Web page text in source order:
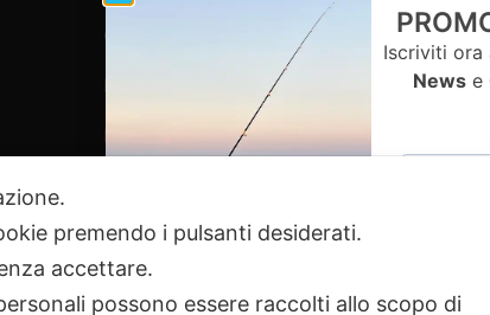
Cookie Policy e Consensi
Informativa e-commerce
Informativa newsletter e contatti
Sicuri
premendo i pulsanti desiderati.
accettare.
possono essere raccolti allo scopo di
Iscriviti ora
Newse
Cliccando